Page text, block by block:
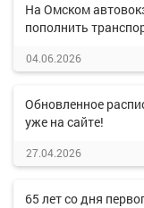
На Омском
пополнить
04.06.2026
Обновленное
уже на сайте!
27.04.2026
65 лет со дня